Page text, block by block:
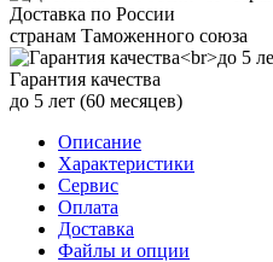
Доставка по России
странам Таможенного союза
Гарантия качества
до 5 лет (60 месяцев)
Описание
Характеристики
Сервис
Оплата
Доставка
Файлы и опции